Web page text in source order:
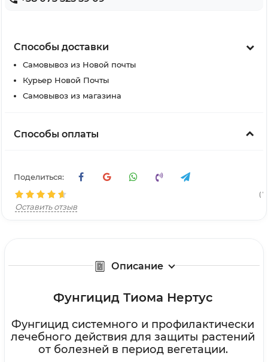
Способы доставки
Самовывоз из Новой почты
Курьер Новой Почты
Самовывоз из магазина
Способы оплаты
Поделиться:
(
Оставить отзыв
Описание
Фунгицид Тиома Нертус
Фунгицид системного и профилактически
лечебного действия для защиты растений
от болезней в период вегетации.